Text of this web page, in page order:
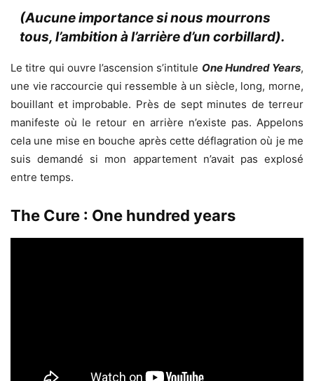
(Aucune importance si nous mourrons
tous, l’ambition à l’arrière d’un corbillard).
Le titre qui ouvre l’ascension s’intitule One Hundred Years,
une vie raccourcie qui ressemble à un siècle, long, morne,
bouillant et improbable. Près de sept minutes de terreur
manifeste où le retour en arrière n’existe pas. Appelons
cela une mise en bouche après cette déflagration où je me
suis demandé si mon appartement n’avait pas explosé
entre temps.
The Cure : One hundred years